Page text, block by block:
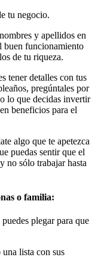
tu negocio.
y apellidos en
buen funcionamiento
de tu riqueza.
tener detalles con tus
pregúntales por
lo que decidas invertir
beneficios para el
algo que te apetezca
puedas sentir que el
no sólo trabajar hasta
o familia:
plegar para que
lista con sus